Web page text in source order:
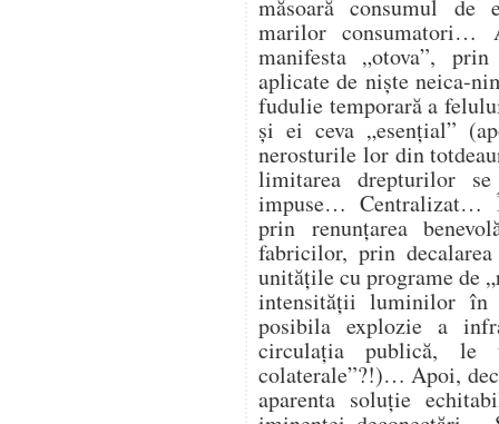
măsoară consumul de
marilor consumatori…
manifesta „otova”,
aplicate de niște neica-
fudulie temporară a
și ei ceva „esențial”
nerosturile lor din
limitarea drepturilor
impuse… Centralizat…
prin renunțarea
fabricilor, prin
unitățile cu programe de
intensității luminilor în
posibila explozie a
circulația publică, le
colaterale”?!)… Apoi,
aparenta soluție